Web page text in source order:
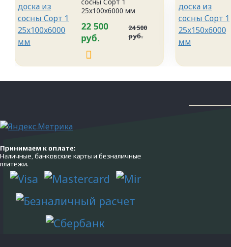
25x100x6000 мм
22 500
руб.
24 500
руб.
Принимаем к оплате:
Наличные, банковские карты и безналичные
платежи.